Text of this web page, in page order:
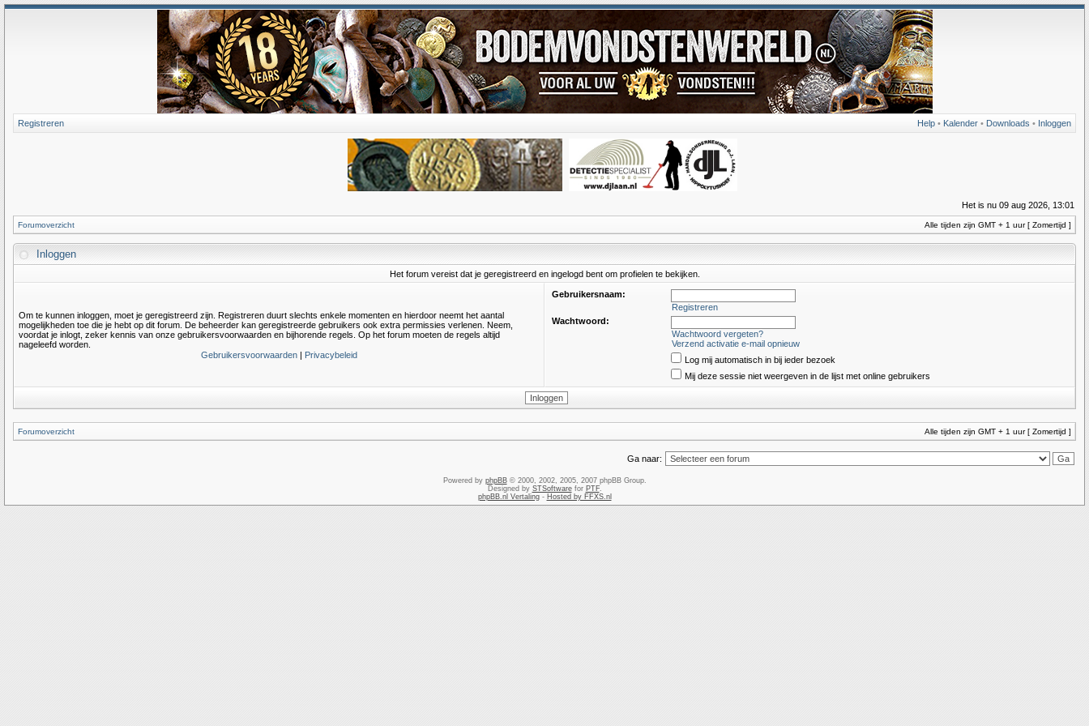
Help • Kalender • Downloads • Inloggen
Registreren
Het is nu 09 aug 2026, 13:01
Forumoverzicht Alle tijden zijn GMT + 1 uur [ Zomertijd ]
Inloggen
Het forum vereist dat je geregistreerd en ingelogd bent om profielen te bekijken.
Om te kunnen inloggen, moet je geregistreerd zijn. Registreren duurt slechts enkele momenten en hierdoor neemt het aantal
mogelijkheden toe die je hebt op dit forum. De beheerder kan geregistreerde gebruikers ook extra permissies verlenen. Neem,
voordat je inlogt, zeker kennis van onze gebruikersvoorwaarden en bijhorende regels. Op het forum moeten de regels altijd
nageleefd worden.
Gebruikersvoorwaarden | Privacybeleid
Gebruikersnaam:
Registreren
Wachtwoord:
Wachtwoord vergeten?
Verzend activatie e-mail opnieuw
Log mij automatisch in bij ieder bezoek
Mij deze sessie niet weergeven in de lijst met online gebruikers
Forumoverzicht Alle tijden zijn GMT + 1 uur [ Zomertijd ]
Ga naar:
Powered by phpBB© 2000, 2002, 2005, 2007 phpBB Group.
Designed by STSoftwarefor PTF.
phpBB.nl Vertaling- Hosted by FFXS.nl